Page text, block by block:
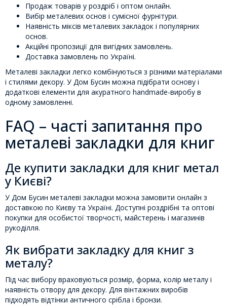
Продаж товарів у роздріб і оптом онлайн.
Вибір металевих основ і сумісної фурнітури.
Наявність міксів металевих закладок і популярних
основ.
Акційні пропозиції для вигідних замовлень.
Доставка замовлень по Україні.
Металеві закладки легко комбінуються з різними матеріалами
і стилями декору. У Дом Бусин можна підібрати основу і
додаткові елементи для акуратного handmade-виробу в
одному замовленні.
FAQ – часті запитання про
металеві закладки для книг
Де купити закладки для книг метал
у Києві?
У Дом Бусин металеві закладки можна замовити онлайн з
доставкою по Києву та Україні. Доступні роздрібні та оптові
покупки для особистої творчості, майстерень і магазинів
рукоділля.
Як вибрати закладку для книг з
металу?
Під час вибору враховуються розмір, форма, колір металу і
наявність отвору для декору. Для вінтажних виробів
підходять відтінки античного срібла і бронзи.